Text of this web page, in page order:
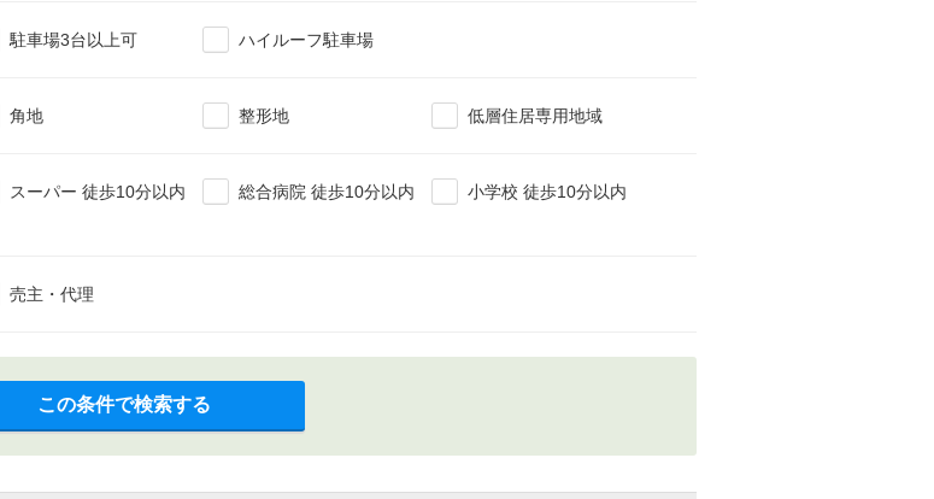
駐車場3台以上可 ハイルーフ駐車場
角地 整形地 低層住居専用地域
スーパー 徒歩10分以内 総合病院 徒歩10分以内 小学校 徒歩10分以内
売主・代理
この条件で検索する